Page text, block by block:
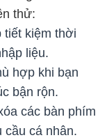
thử:
tiết kiệm thời
liệu.
hợp khi bạn
bận rộn.
các bàn phím
cầu cá nhân.